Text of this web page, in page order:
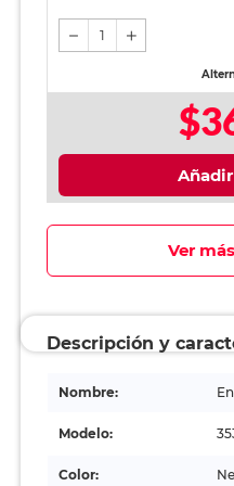
1
Ver
Descripción y
Nombre:
Modelo:
Color: